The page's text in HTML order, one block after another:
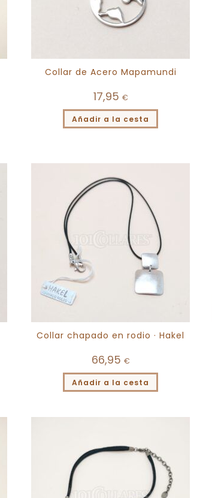
Collar de Acero Mapamundi
17,95 €
Añadir a la cesta
Collar chapado en rodio · Hakel
66,95 €
Añadir a la cesta